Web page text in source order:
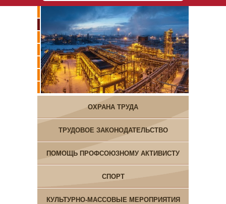
ОХРАНА ТРУДА
ТРУДОВОЕ ЗАКОНОДАТЕЛЬСТВО
ПОМОЩЬ ПРОФСОЮЗНОМУ АКТИВИСТУ
СПОРТ
КУЛЬТУРНО-МАССОВЫЕ МЕРОПРИЯТИЯ